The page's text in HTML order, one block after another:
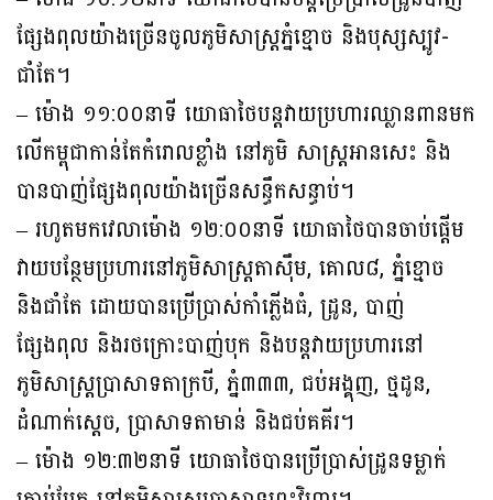
ផ្សែងពុលយ៉ាងច្រើនចូលភូមិសាស្ត្រភ្នំខ្មោច និងបុស្សស្បូវ-
ជាំតែ។
– ម៉ោង ១១:០០នាទី យោធាថៃបន្តវាយប្រហារឈ្លានពានមក
លើកម្ពុជាកាន់តែកំរោលខ្លាំង នៅភូមិ សាស្រ្តអានសេះ និង
បានបាញ់ផ្សែងពុលយ៉ាងច្រើនសន្ធឹកសន្ធាប់។
– រហូតមកវេលាម៉ោង ១២:០០នាទី យោធាថៃបានចាប់ផ្តើម
វាយបន្ថែមប្រហារនៅភូមិសាស្ត្រតាស៊ឹម, គោល៨, ភ្នំខ្មោច
និងជាំតែ ដោយបានប្រើប្រាស់កាំភ្លើងធំ, ដ្រូន, បាញ់
ផ្សែងពុល និងរថក្រោះបាញ់បុក និងបន្តវាយប្រហារនៅ
ភូមិសាស្ត្រប្រាសាទតាក្របី, ភ្នំ៣៣៣, ជប់អង្គុញ, ថ្មដូន,
ដំណាក់ស្ដេច, ប្រាសាទតាមាន់ និងជប់គគីរ។
– ម៉ោង ១២:៣២នាទី យោធាថៃបានប្រើប្រាស់ដ្រូនទម្លាក់